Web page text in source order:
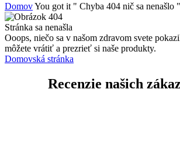
DomovYou got it " Chyba 404 nič sa nenašlo "
Stránka sa nenašla
Ooops, niečo sa v našom zdravom svete
môžete vrátiť a prezrieť si naše produkty.
Domovská stránka
Recenzie našich